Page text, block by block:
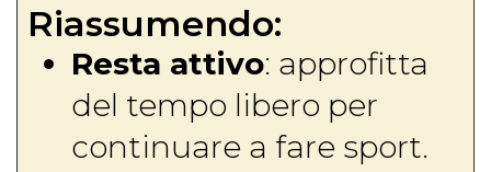
Riassumendo:
Resta attivo: approfitta
del tempo libero per
continuare a fare sport.